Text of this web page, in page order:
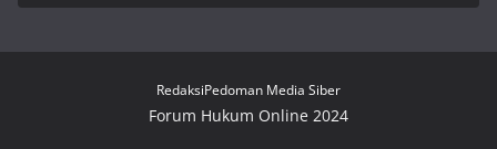
RedaksiPedoman Media Siber
Forum Hukum Online 2024